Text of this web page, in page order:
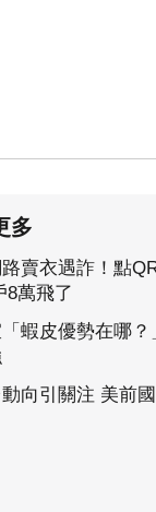
多
賣衣遇詐！點
8萬飛了
蝦皮優勢在哪
向引關注 美前